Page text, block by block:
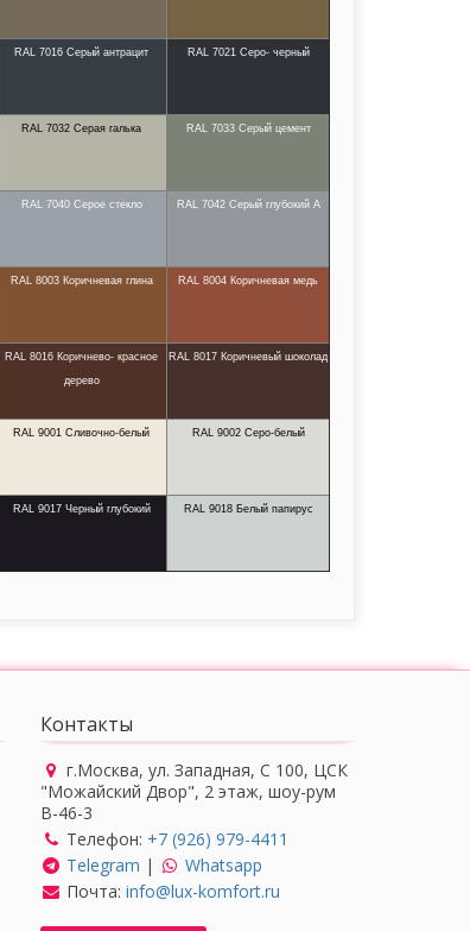
RAL 7016 Серый антрацит RAL 7021 Серо- черный
RAL 7032 Серая галька RAL 7033 Серый цемент
RAL 7040 Серое стекло RAL 7042 Серый глубокий А
RAL 8003 Коричневая глина RAL 8004 Коричневая медь
RAL 8016 Коричнево- красное
дерево
RAL 8017 Коричневый шоколад
RAL 9001 Сливочно-белый RAL 9002 Серо-белый
RAL 9017 Черный глубокий RAL 9018 Белый папирус
Контакты
г.Москва, ул. Западная, С 100, ЦСК
"Можайский Двор", 2 этаж, шоу-рум
В-46-3
Телефон: +7 (926) 979-4411
Telegram |
Whatsapp
Почта: info@lux-komfort.ru